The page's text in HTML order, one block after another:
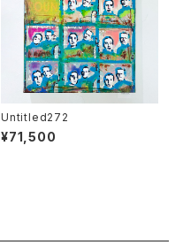
Untitled272
¥71,500